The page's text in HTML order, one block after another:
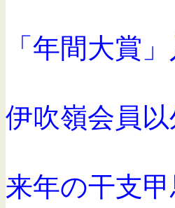
「年間大賞
伊吹嶺会員
来年の干支